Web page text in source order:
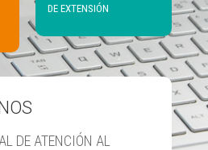
DE EXTENSIÓN
DE ATENCIÓN AL